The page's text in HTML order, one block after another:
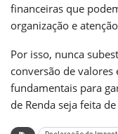
financeiras que
organização e
Por isso, nunca
conversão de valores
fundamentais para
de Renda seja feita